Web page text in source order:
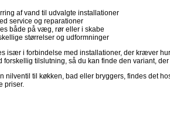
af vand til udvalgte installationer
service og reparationer
både på væg, rør eller i skabe
størrelser og udformninger
især i forbindelse med installationer, der kræver
forskellig tilslutning, så du kan finde den variant,
nilventil til køkken, bad eller bryggers, findes det
priser.